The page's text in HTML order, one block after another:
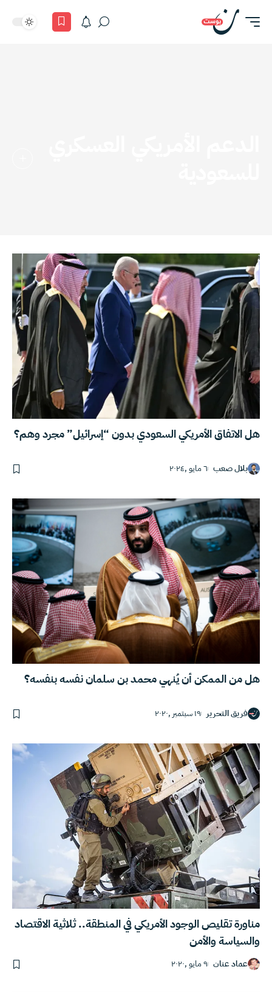
هل الاتفاق الأمريكي السعودي بدون “إسرائيل” مجرد وهم؟
بلال صعب ٦ مايو ,٢٠٢٤
هل من الممكن أن يُنهي محمد بن سلمان نفسه بنفسه؟
فريق التحرير ١٩ سبتمبر ,٢٠٢٠
مناورة تقليص الوجود الأمريكي في المنطقة.. ثلاثية الاقتصاد
والسياسة والأمن
عماد عنان ٩ مايو ,٢٠٢٠